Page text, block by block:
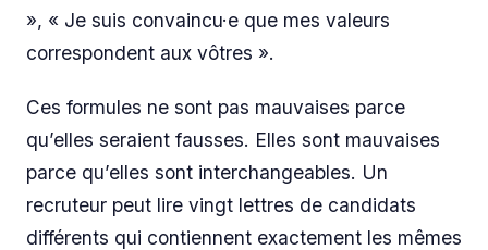
», « Je suis convaincu·e que mes valeurs
correspondent aux vôtres ».
Ces formules ne sont pas mauvaises parce
qu’elles seraient fausses. Elles sont mauvaises
parce qu’elles sont interchangeables. Un
recruteur peut lire vingt lettres de candidats
différents qui contiennent exactement les mêmes